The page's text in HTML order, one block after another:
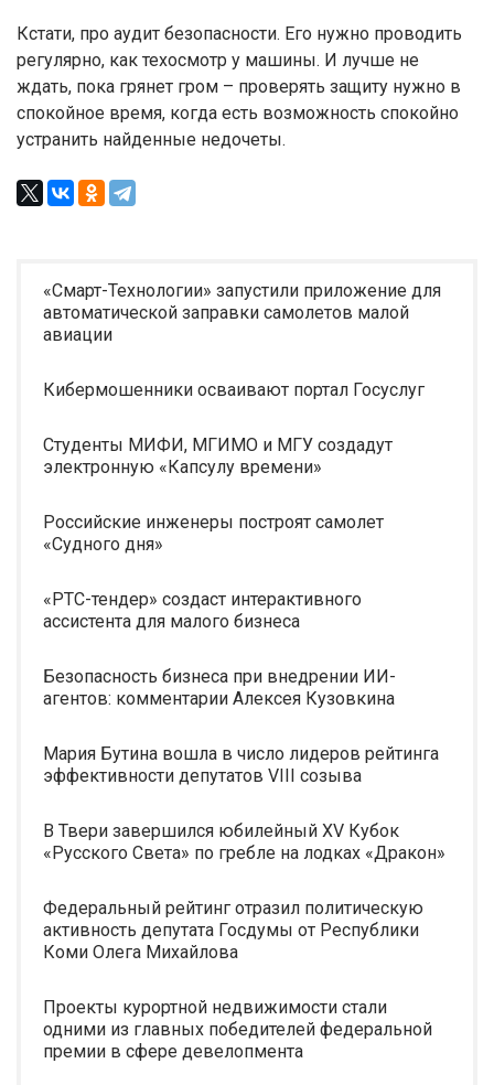
Кстати, про аудит безопасности. Его нужно проводить
регулярно, как техосмотр у машины. И лучше не
ждать, пока грянет гром – проверять защиту нужно в
спокойное время, когда есть возможность спокойно
устранить найденные недочеты.
«Смарт-Технологии» запустили приложение для
автоматической заправки самолетов малой
авиации
Кибермошенники осваивают портал Госуслуг
Студенты МИФИ, МГИМО и МГУ создадут
электронную «Капсулу времени»
Российские инженеры построят самолет
«Судного дня»
«РТС-тендер» создаст интерактивного
ассистента для малого бизнеса
Безопасность бизнеса при внедрении ИИ-
агентов: комментарии Алексея Кузовкина
Мария Бутина вошла в число лидеров рейтинга
эффективности депутатов VIII созыва
В Твери завершился юбилейный XV Кубок
«Русского Света» по гребле на лодках «Дракон»
Федеральный рейтинг отразил политическую
активность депутата Госдумы от Республики
Коми Олега Михайлова
Проекты курортной недвижимости стали
одними из главных победителей федеральной
премии в сфере девелопмента